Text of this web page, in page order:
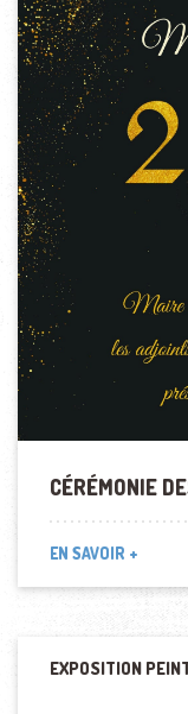
CÉRÉMONIE
EN SAVOIR +
EXPOSITION